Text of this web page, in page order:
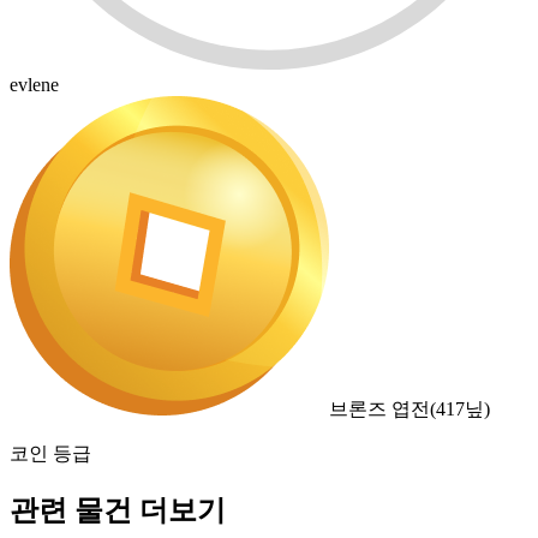
evlene
브론즈 엽전(417닢)
코인 등급
관련 물건 더보기